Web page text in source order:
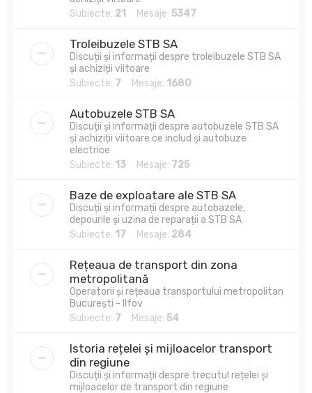
Subiecte: 21 Mesaje: 5347
Troleibuzele STB SA
Discuții și informații despre troleibuzele STB SA
și achiziții viitoare
Subiecte: 7 Mesaje: 1680
Autobuzele STB SA
Discuții și informații despre autobuzele STB SA
și achiziții viitoare ce includ și autobuze
electrice
Subiecte: 13 Mesaje: 725
Baze de exploatare ale STB SA
Discuții și informații despre autobazele,
depourile și uzina de reparații a STB SA
Subiecte: 17 Mesaje: 284
Rețeaua de transport din zona
metropolitană
Operatorii și rețeaua transportului metropolitan
București - Ilfov
Subiecte: 7 Mesaje: 54
Istoria rețelei și mijloacelor transport
din regiune
Discuții și informații despre trecutul rețelei și
mijloacelor de transport din regiune